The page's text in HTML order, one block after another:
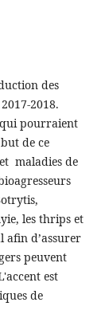
des
2018.
pourraient
de ce
maladies de
les thrips et
afin d’assurer
peuvent
est
de